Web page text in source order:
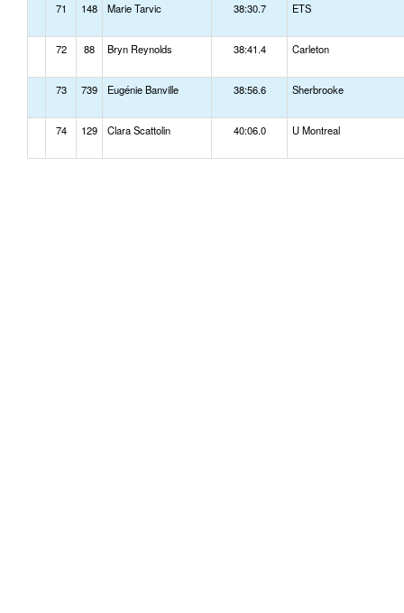
71 148 Marie Tarvic 38:30.7 ETS
72 88 Bryn Reynolds 38:41.4 Carleton
73 739 Eugénie Banville 38:56.6 Sherbrooke
74 129 Clara Scattolin 40:06.0 U Montreal